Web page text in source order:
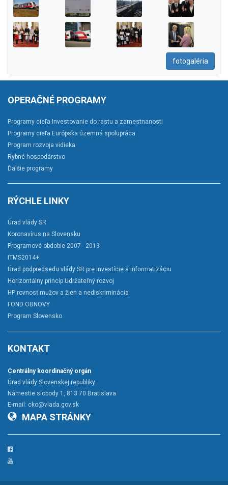
fotogaléria
OPERAČNÉ PROGRAMY
Programy cieľa Investovanie do rastu a zamestnanosti
Programy cieľa Európska územná spolupráca
Program rozvoja vidieka
Rybné hospodárstvo
Ďalšie programy
RÝCHLE LINKY
Úrad vlády SR
Koronavírus na Slovensku
Programové obdobie 2007 - 2013
ITMS2014+
Úrad podpredsedu vlády SR pre investície a informatizáciu
Horizontálny princíp Udržateľný rozvoj
HP rovnosť mužov a žien a nediskriminácia
FOND OBNOVY
Program Slovensko
KONTAKT
Centrálny koordinačný orgán
Úrad vlády Slovenskej republiky
Námestie slobody 1, 813 70 Bratislava
E-mail: cko@vlada.gov.sk
MAPA STRÁNKY
Facebook
YouTube